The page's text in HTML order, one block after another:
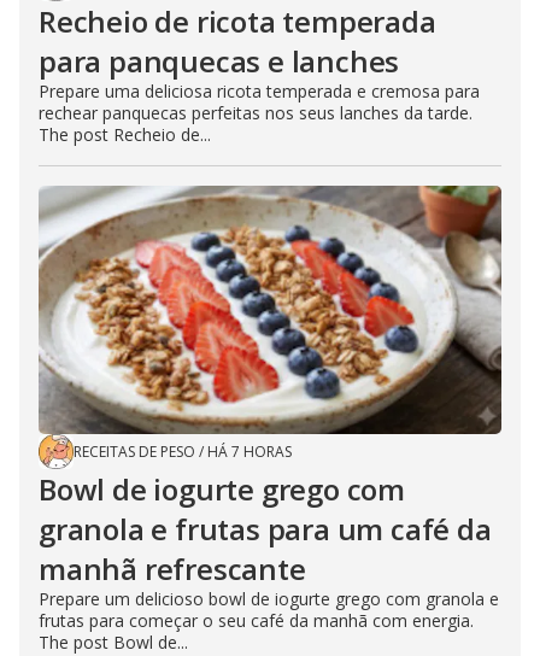
Recheio de ricota temperada
para panquecas e lanches
Prepare uma deliciosa ricota temperada e cremosa para
rechear panquecas perfeitas nos seus lanches da tarde.
The post Recheio de...
RECEITAS DE PESO / HÁ 7 HORAS
Bowl de iogurte grego com
granola e frutas para um café da
manhã refrescante
Prepare um delicioso bowl de iogurte grego com granola e
frutas para começar o seu café da manhã com energia.
The post Bowl de...